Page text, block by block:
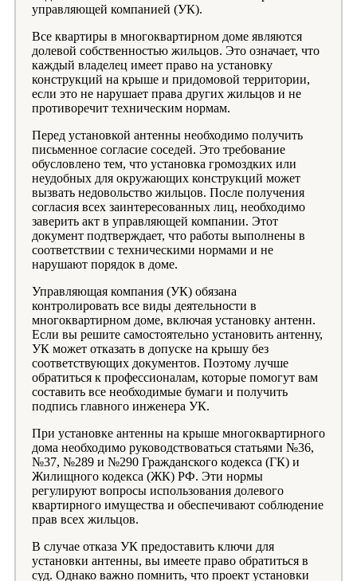
управляющей компанией (УК).
Все квартиры в многоквартирном доме являются
долевой собственностью жильцов. Это означает, что
каждый владелец имеет право на установку
конструкций на крыше и придомовой территории,
если это не нарушает права других жильцов и не
противоречит техническим нормам.
Перед установкой антенны необходимо получить
письменное согласие соседей. Это требование
обусловлено тем, что установка громоздких или
неудобных для окружающих конструкций может
вызвать недовольство жильцов. После получения
согласия всех заинтересованных лиц, необходимо
заверить акт в управляющей компании. Этот
документ подтверждает, что работы выполнены в
соответствии с техническими нормами и не
нарушают порядок в доме.
Управляющая компания (УК) обязана
контролировать все виды деятельности в
многоквартирном доме, включая установку антенн.
Если вы решите самостоятельно установить антенну,
УК может отказать в допуске на крышу без
соответствующих документов. Поэтому лучше
обратиться к профессионалам, которые помогут вам
составить все необходимые бумаги и получить
подпись главного инженера УК.
При установке антенны на крыше многоквартирного
дома необходимо руководствоваться статьями №36,
№37, №289 и №290 Гражданского кодекса (ГК) и
Жилищного кодекса (ЖК) РФ. Эти нормы
регулируют вопросы использования долевого
квартирного имущества и обеспечивают соблюдение
прав всех жильцов.
В случае отказа УК предоставить ключи для
установки антенны, вы имеете право обратиться в
суд. Однако важно помнить, что проект установки